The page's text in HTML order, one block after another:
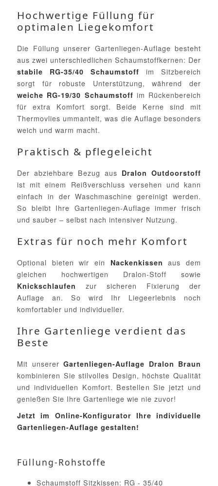
Hochwertige Füllung für
optimalen Liegekomfort
Die Füllung unserer Gartenliegen-Auflage besteht
aus zwei unterschiedlichen Schaumstoffkernen: Der
stabile RG-35/40 Schaumstoff im Sitzbereich
sorgt für robuste Unterstützung, während der
weiche RG-19/30 Schaumstoff im Rückenbereich
für extra Komfort sorgt. Beide Kerne sind mit
Thermovlies ummantelt, was die Auflage besonders
weich und warm macht.
Praktisch & pflegeleicht
Der abziehbare Bezug aus Dralon Outdoorstoff
ist mit einem Reißverschluss versehen und kann
einfach in der Waschmaschine gereinigt werden.
So bleibt Ihre Gartenliegen-Auflage immer frisch
und sauber – selbst nach intensiver Nutzung.
Extras für noch mehr Komfort
Optional bieten wir ein Nackenkissen aus dem
gleichen hochwertigen Dralon-Stoff sowie
Knickschlaufen
zur sicheren Fixierung der
Auflage an. So wird Ihr Liegeerlebnis noch
komfortabler und individueller.
Ihre Gartenliege verdient das
Beste
Mit unserer Gartenliegen-Auflage Dralon Braun
kombinieren Sie stilvolles Design, höchste Qualität
und individuellen Komfort. Bestellen Sie jetzt und
genießen Sie Ihre Gartenliege wie nie zuvor!
Jetzt im Online-Konfigurator Ihre individuelle
Gartenliegen-Auflage gestalten!
Füllung-Rohstoffe
Schaumstoff Sitzkissen: RG - 35/40